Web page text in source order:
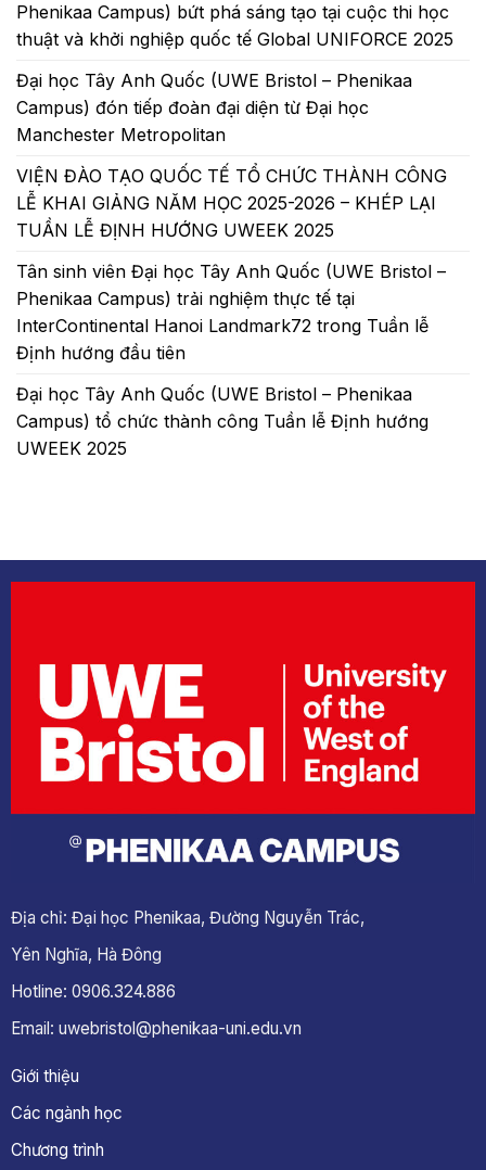
Phenikaa Campus) bứt phá sáng tạo tại cuộc thi học
thuật và khởi nghiệp quốc tế Global UNIFORCE 2025
Đại học Tây Anh Quốc (UWE Bristol – Phenikaa
Campus) đón tiếp đoàn đại diện từ Đại học
Manchester Metropolitan
VIỆN ĐÀO TẠO QUỐC TẾ TỔ CHỨC THÀNH CÔNG
LỄ KHAI GIẢNG NĂM HỌC 2025-2026 – KHÉP LẠI
TUẦN LỄ ĐỊNH HƯỚNG UWEEK 2025
Tân sinh viên Đại học Tây Anh Quốc (UWE Bristol –
Phenikaa Campus) trải nghiệm thực tế tại
InterContinental Hanoi Landmark72 trong Tuần lễ
Định hướng đầu tiên
Đại học Tây Anh Quốc (UWE Bristol – Phenikaa
Campus) tổ chức thành công Tuần lễ Định hướng
UWEEK 2025
Địa chỉ: Đại học Phenikaa, Đường Nguyễn Trác,
Yên Nghĩa, Hà Đông
Hotline: 0906.324.886
Email: uwebristol@phenikaa-uni.edu.vn
Giới thiệu
Các ngành học
Chương trình